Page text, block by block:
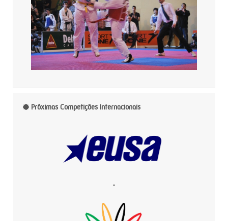
Próximas Competições Internacionais
-